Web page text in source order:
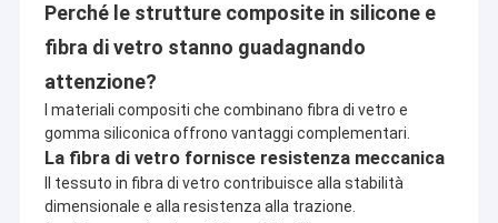
Giro della fabbrica
Controllo di qualità
Contattici
Perché le strutture composite in silicone e
fibra di vetro stanno guadagnando
attenzione?
I materiali compositi che combinano fibra di vetro e
gomma siliconica offrono vantaggi complementari.
La fibra di vetro fornisce resistenza meccanica
Il tessuto in fibra di vetro contribuisce alla stabilità
dimensionale e alla resistenza alla trazione.
dei vostri best seller in Cina
Fondata nel 2006, radicata in un'affascinante città costiera
Sin dalla sua fondazione nel 2006, UN.Tex (Dalian) Co., Ltd. è
profondamente radicata nella bellissima città portuale di Dalian.
Questa non è solo la nostra casa, ma anche il fulcro che ci
collega al commercio globale.
Il nostro team di professionisti e la nostra rete globale